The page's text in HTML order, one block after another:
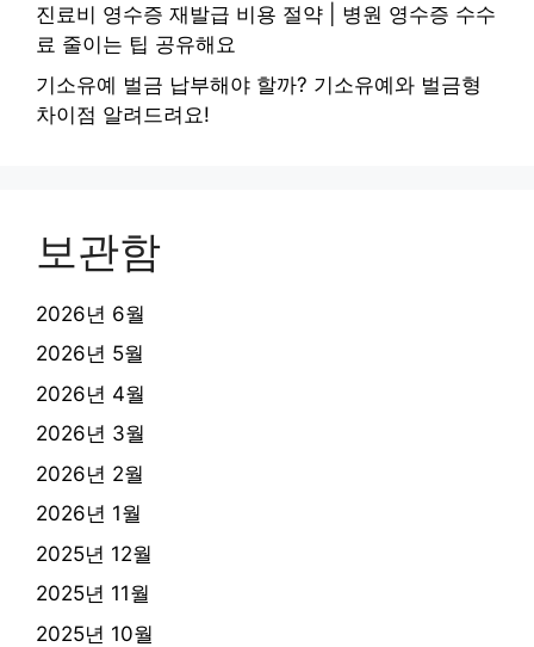
진료비 영수증 재발급 비용 절약 | 병원 영수증 수수
료 줄이는 팁 공유해요
기소유예 벌금 납부해야 할까? 기소유예와 벌금형
차이점 알려드려요!
보관함
2026년 6월
2026년 5월
2026년 4월
2026년 3월
2026년 2월
2026년 1월
2025년 12월
2025년 11월
2025년 10월